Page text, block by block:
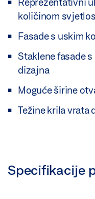
količinom
Fasade s uskim
Staklene fasade
dizajna
Moguće širine
Težine krila vrata
Specifikacije